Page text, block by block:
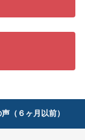
（６ヶ月以前）